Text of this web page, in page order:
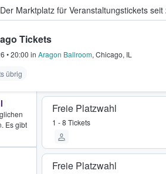
Der Marktplatz für Veranstaltungstickets seit
Fans Tickets kaufen &
Tickets
•20:00 in Aragon Ballroom, Chicago, IL
übrig
Freie Platzwahl
1 - 8 Tickets
Freie Platzwahl
Es gibt